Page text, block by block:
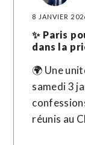
8 JANVIER
✨ Paris
dans la
🌍 Une
samedi 3
réunis au